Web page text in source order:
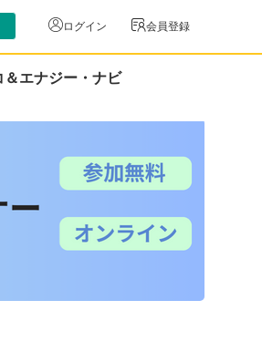
ログイン 会員登録
＆エナジー・ナビ